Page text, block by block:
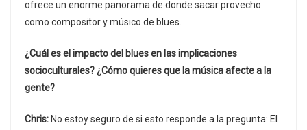
ofrece un enorme panorama de donde sacar provecho
como compositor y músico de blues.
¿Cuál es el impacto del blues en las implicaciones
socioculturales? ¿Cómo quieres que la música afecte a la
gente?
Chris: No estoy seguro de si esto responde a la pregunta: El